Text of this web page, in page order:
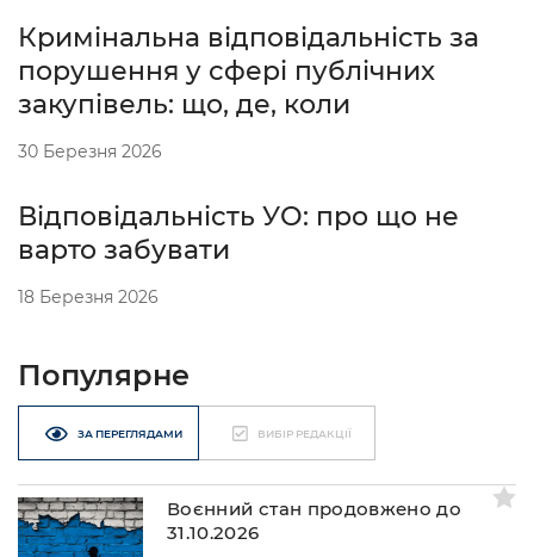
Кримінальна відповідальність за
порушення у сфері публічних
закупівель: що, де, коли
30 Березня 2026
Відповідальність УО: про що не
варто забувати
18 Березня 2026
Популярне
ЗА ПЕРЕГЛЯДАМИ ВИБІР РЕДАКЦІЇ
Воєнний стан продовжено до
31.10.2026